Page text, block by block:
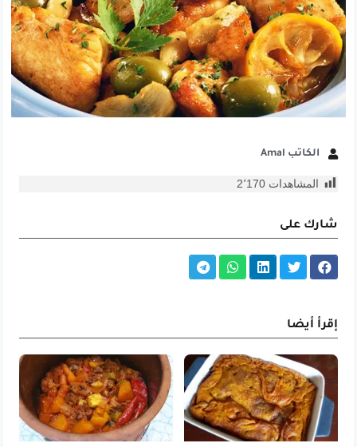
الكاتب Amal
المشاهدات 2٬170
شارك على
إقرأ أيضا